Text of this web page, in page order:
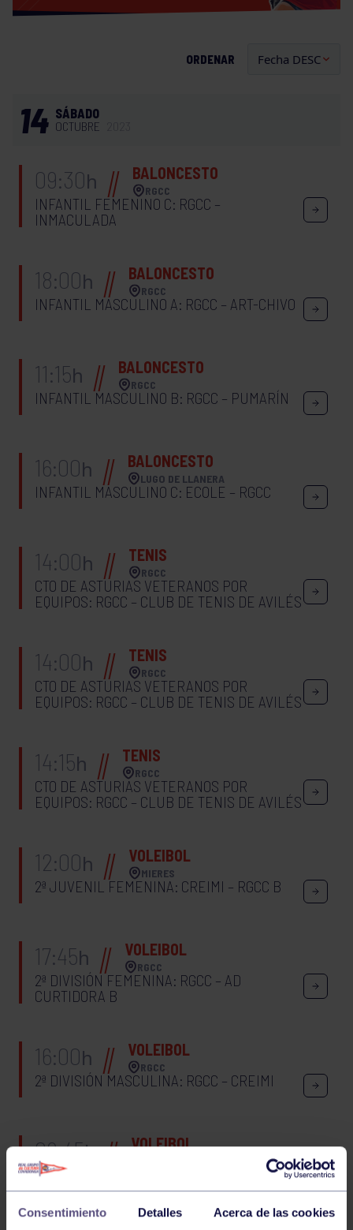
Consentimiento Detalles Acerca de las cookies
ORDENAR
14 SÁBADO
OCTUBRE
09:30h BALONCESTO
RGCC
INFANTIL FEMENINO C: RGCC –
INMACULADA
18:00h BALONCESTO
RGCC
INFANTIL MASCULINO A: RGCC – ART-CHIVO
11:15h BALONCESTO
RGCC
INFANTIL MASCULINO B: RGCC – PUMARÍN
16:00h BALONCESTO
LUGO DE LLANERA
INFANTIL MASCULINO C: ECOLE – RGCC
14:00h TENIS
RGCC
CTO DE ASTURIAS VETERANOS POR
EQUIPOS: RGCC – CLUB DE TENIS DE AVILÉS
14:00h TENIS
RGCC
CTO DE ASTURIAS VETERANOS POR
EQUIPOS: RGCC – CLUB DE TENIS DE AVILÉS
14:15h TENIS
RGCC
CTO DE ASTURIAS VETERANOS POR
EQUIPOS: RGCC – CLUB DE TENIS DE AVILÉS
12:00h VOLEIBOL
MIERES
2ª JUVENIL FEMENINA: CREIMI – RGCC B
17:45h VOLEIBOL
RGCC
2ª DIVISIÓN FEMENINA: RGCC – AD
CURTIDORA B
16:00h VOLEIBOL
RGCC
2ª DIVISIÓN MASCULINA: RGCC – CREIMI
09:45h VOLEIBOL
1º INFANTIL FEMENINA: CV OVIEDO – RGCC A